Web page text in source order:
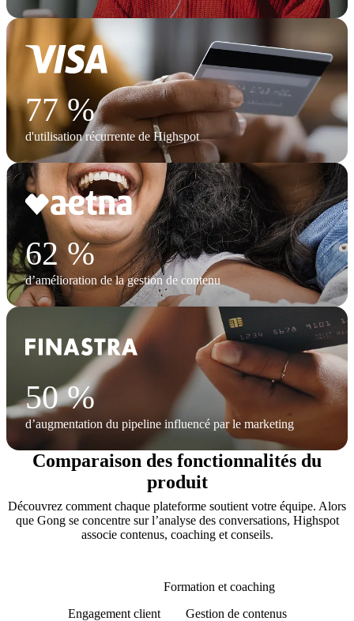
77 %
d'utilisation récurrente de Highspot
62 %
d’amélioration de la gestion de contenu
50 %
d’augmentation du pipeline influencé par le marketing
Comparaison des fonctionnalités du
produit
Découvrez comment chaque plateforme soutient votre équipe. Alors
que Gong se concentre sur l’analyse des conversations, Highspot
associe contenus, coaching et conseils.
Formation et coaching
Engagement client
Gestion de contenus